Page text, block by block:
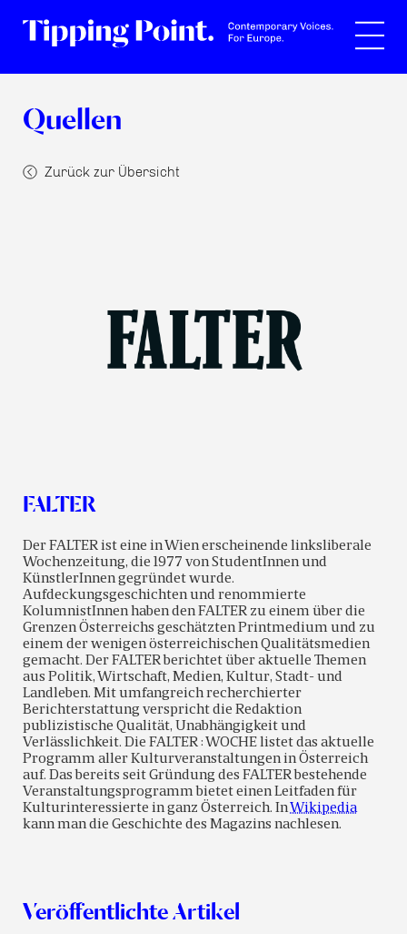
Quellen
Zurück zur Übersicht
FALTER
Der FALTER ist eine in Wien erscheinende linksliberale
Wochenzeitung, die 1977 von StudentInnen und
KünstlerInnen gegründet wurde.
Aufdeckungsgeschichten und renommierte
KolumnistInnen haben den FALTER zu einem über die
Grenzen Österreichs geschätzten Printmedium und zu
einem der wenigen österreichischen Qualitätsmedien
gemacht. Der FALTER berichtet über aktuelle Themen
aus Politik, Wirtschaft, Medien, Kultur, Stadt- und
Landleben. Mit umfangreich recherchierter
Berichterstattung verspricht die Redaktion
publizistische Qualität, Unabhängigkeit und
Verlässlichkeit. Die FALTER : WOCHE listet das aktuelle
Programm aller Kulturveranstaltungen in Österreich
auf. Das bereits seit Gründung des FALTER bestehende
Veranstaltungsprogramm bietet einen Leitfaden für
Kulturinteressierte in ganz Österreich. InWikipedia
kann man die Geschichte des Magazins nachlesen.
Veröffentlichte Artikel